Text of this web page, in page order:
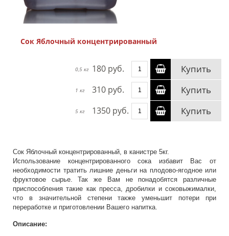
Сок Яблочный концентрированный
0,5 кг 180 руб. Купить
1 кг 310 руб. Купить
5 кг 1350 руб. Купить
Сок Яблочный концентрированный, в канистре 5кг.
Использование концентрированного сока избавит Вас от
необходимости тратить лишние деньги на плодово-ягодное или
фруктовое сырье. Так же Вам не понадобятся различные
приспособления такие как пресса, дробилки и соковыжималки,
что в значительной степени также уменьшит потери при
переработке и приготовлении Вашего напитка.
Описание: